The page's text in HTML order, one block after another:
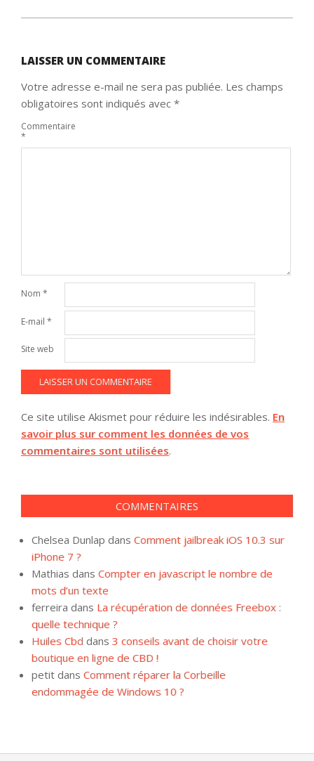
LAISSER UN COMMENTAIRE
Votre adresse e-mail ne sera pas publiée. Les champs
obligatoires sont indiqués avec *
Commentaire
*
Nom *
E-mail *
Site web
Ce site utilise Akismet pour réduire les indésirables. En
savoir plus sur comment les données de vos
commentaires sont utilisées.
COMMENTAIRES
Chelsea Dunlap dans Comment jailbreak iOS 10.3 sur
iPhone 7 ?
Mathias dans Compter en javascript le nombre de
mots d’un texte
ferreira dans La récupération de données Freebox :
quelle technique ?
Huiles Cbd dans 3 conseils avant de choisir votre
boutique en ligne de CBD !
petit dans Comment réparer la Corbeille
endommagée de Windows 10 ?